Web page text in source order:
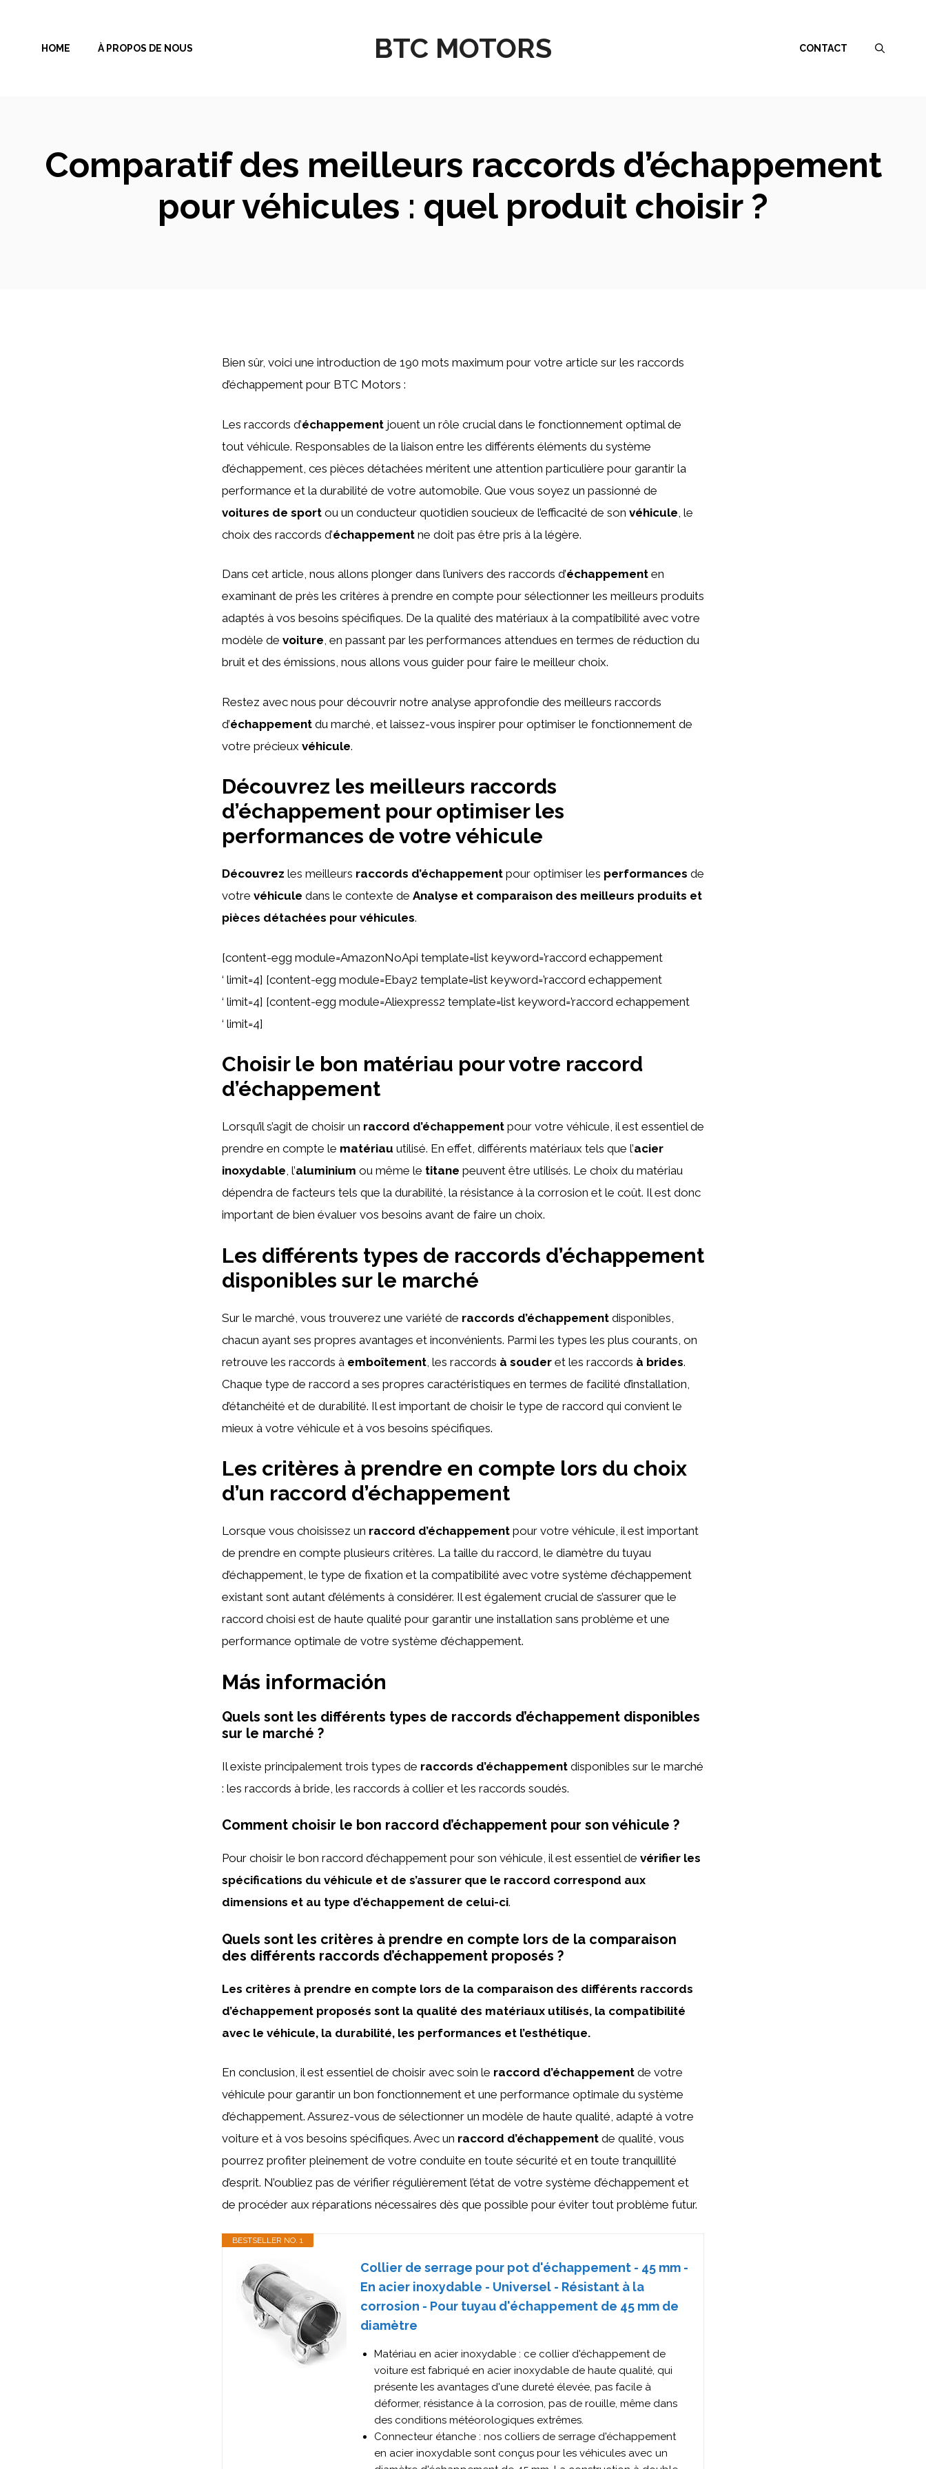
contenu
BTC MOTORS
HOME À PROPOS DE NOUS CONTACT
Comparatif des meilleurs raccords d’échappement
pour véhicules : quel produit choisir ?
Bien sûr, voici une introduction de 190 mots maximum pour votre article sur les raccords
d’échappement pour BTC Motors :
Les raccords d’échappement jouent un rôle crucial dans le fonctionnement optimal de
tout véhicule. Responsables de la liaison entre les différents éléments du système
d’échappement, ces pièces détachées méritent une attention particulière pour garantir la
performance et la durabilité de votre automobile. Que vous soyez un passionné de
voitures de sport ou un conducteur quotidien soucieux de l’efficacité de son véhicule , le
choix des raccords d’échappement ne doit pas être pris à la légère.
Dans cet article, nous allons plonger dans l’univers des raccords d’échappement en
examinant de près les critères à prendre en compte pour sélectionner les meilleurs produits
adaptés à vos besoins spécifiques. De la qualité des matériaux à la compatibilité avec votre
modèle de voiture, en passant par les performances attendues en termes de réduction du
bruit et des émissions, nous allons vous guider pour faire le meilleur choix.
Restez avec nous pour découvrir notre analyse approfondie des meilleurs raccords
d’échappement du marché, et laissez-vous inspirer pour optimiser le fonctionnement de
votre précieux véhicule.
Découvrez les meilleurs raccords
d’échappement pour optimiser les
performances de votre véhicule
Découvrez les meilleurs raccords d’échappement pour optimiser les performances de
votre véhicule dans le contexte de Analyse et comparaison des meilleurs produits et
pièces détachées pour véhicules.
[content-egg module=AmazonNoApi template=list keyword=’raccord echappement
‘ limit=4] [content-egg module=Ebay2 template=list keyword=’raccord echappement
‘ limit=4] [content-egg module=Aliexpress2 template=list keyword=’raccord echappement
‘ limit=4]
Choisir le bon matériau pour votre raccord
d’échappement
Lorsqu’il s’agit de choisir un raccord d’échappement pour votre véhicule, il est essentiel de
prendre en compte le matériau utilisé. En effet, différents matériaux tels que l’acier
inoxydable, l’aluminium ou même le titane peuvent être utilisés. Le choix du matériau
dépendra de facteurs tels que la durabilité, la résistance à la corrosion et le coût. Il est donc
important de bien évaluer vos besoins avant de faire un choix.
Les différents types de raccords d’échappement
disponibles sur le marché
Sur le marché, vous trouverez une variété de raccords d’échappement disponibles,
chacun ayant ses propres avantages et inconvénients. Parmi les types les plus courants, on
retrouve les raccords à emboîtement , les raccords à souder et les raccords à brides.
Chaque type de raccord a ses propres caractéristiques en termes de facilité d’installation,
d’étanchéité et de durabilité. Il est important de choisir le type de raccord qui convient le
mieux à votre véhicule et à vos besoins spécifiques.
Les critères à prendre en compte lors du choix
d’un raccord d’échappement
Lorsque vous choisissez un raccord d’échappement pour votre véhicule, il est important
de prendre en compte plusieurs critères. La taille du raccord, le diamètre du tuyau
d’échappement, le type de fixation et la compatibilité avec votre système d’échappement
existant sont autant d’éléments à considérer. Il est également crucial de s’assurer que le
raccord choisi est de haute qualité pour garantir une installation sans problème et une
performance optimale de votre système d’échappement.
Más información
Quels sont les différents types de raccords d’échappement disponibles
sur le marché ?
Il existe principalement trois types de raccords d’échappement disponibles sur le marché
: les raccords à bride, les raccords à collier et les raccords soudés.
Comment choisir le bon raccord d’échappement pour son véhicule ?
Pour choisir le bon raccord d’échappement pour son véhicule, il est essentiel de vérifier les
spécifications du véhicule et de s’assurer que le raccord correspond aux
dimensions et au type d’échappement de celui-ci.
Quels sont les critères à prendre en compte lors de la comparaison
des différents raccords d’échappement proposés ?
Les critères à prendre en compte lors de la comparaison des différents raccords
d’échappement proposés sont la qualité des matériaux utilisés, la compatibilité
avec le véhicule, la durabilité, les performances et l’esthétique.
En conclusion, il est essentiel de choisir avec soin le raccord d’échappement de votre
véhicule pour garantir un bon fonctionnement et une performance optimale du système
d’échappement. Assurez-vous de sélectionner un modèle de haute qualité, adapté à votre
voiture et à vos besoins spécifiques. Avec un raccord d’échappement de qualité, vous
pourrez profiter pleinement de votre conduite en toute sécurité et en toute tranquillité
d’esprit. N’oubliez pas de vérifier régulièrement l’état de votre système d’échappement et
de procéder aux réparations nécessaires dès que possible pour éviter tout problème futur.
BESTSELLER NO. 1
Collier de serrage pour pot d'échappement - 45 mm -
En acier inoxydable - Universel - Résistant à la
corrosion - Pour tuyau d'échappement de 45 mm de
diamètre
Matériau en acier inoxydable : ce collier d'échappement de
voiture est fabriqué en acier inoxydable de haute qualité, qui
présente les avantages d'une dureté élevée, pas facile à
déformer, résistance à la corrosion, pas de rouille, même dans
des conditions météorologiques extrêmes.
Connecteur étanche : nos colliers de serrage d'échappement
en acier inoxydable sont conçus pour les véhicules avec un